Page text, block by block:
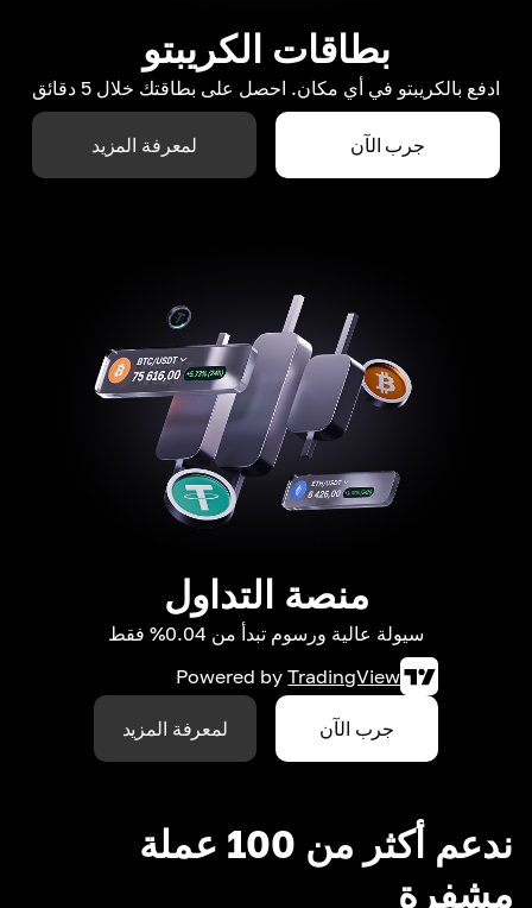
بطاقات الكريبتو
ادفع بالكريبتو في أي مكان. احصل على بطاقتك خلال 5 دقائق
جرب الآن لمعرفة المزيد
منصة التداول
سيولة عالية ورسوم تبدأ من 0.04% فقط
Powered by TradingView
جرب الآن لمعرفة المزيد
ندعم أكثر من 100 عملة
مشفرة